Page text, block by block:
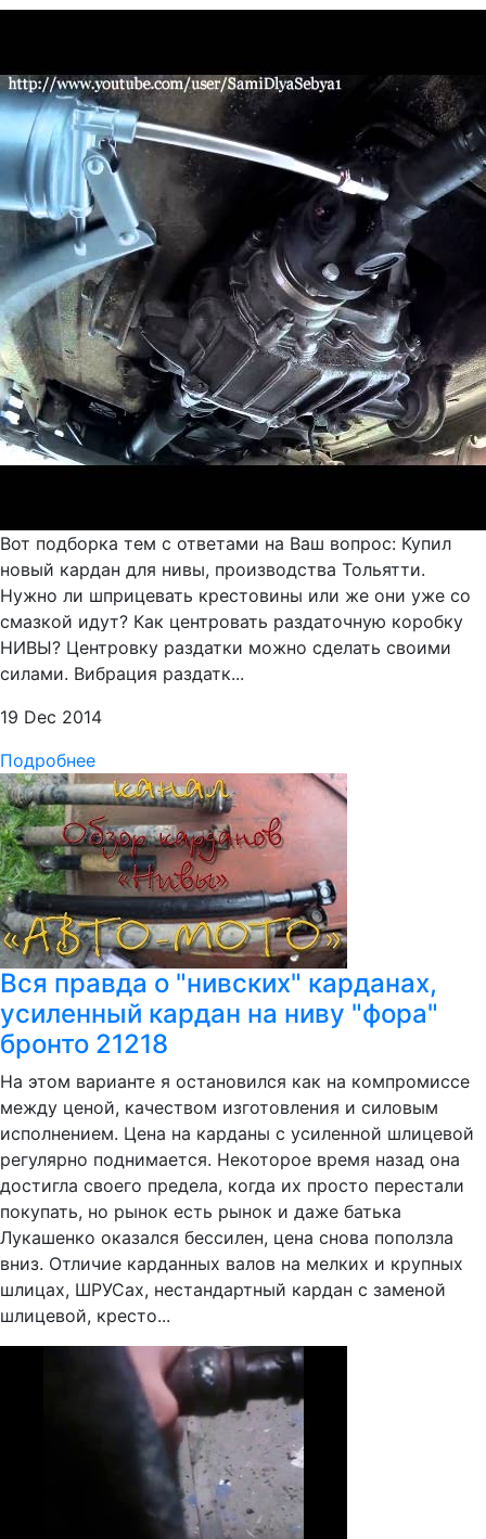
Вот подборка тем с ответами на Ваш вопрос: Купил
новый кардан для нивы, производства Тольятти.
Нужно ли шприцевать крестовины или же они уже со
смазкой идут? Как центровать раздаточную коробку
НИВЫ? Центровку раздатки можно сделать своими
силами. Вибрация раздатк...
19 Dec 2014
Подробнее
Вся правда о "нивских" карданах,
усиленный кардан на ниву "фора"
бронто 21218
На этом варианте я остановился как на компромиссе
между ценой, качеством изготовления и силовым
исполнением. Цена на карданы с усиленной шлицевой
регулярно поднимается. Некоторое время назад она
достигла своего предела, когда их просто перестали
покупать, но рынок есть рынок и даже батька
Лукашенко оказался бессилен, цена снова поползла
вниз. Отличие карданных валов на мелких и крупных
шлицах, ШРУСах, нестандартный кардан с заменой
шлицевой, кресто...